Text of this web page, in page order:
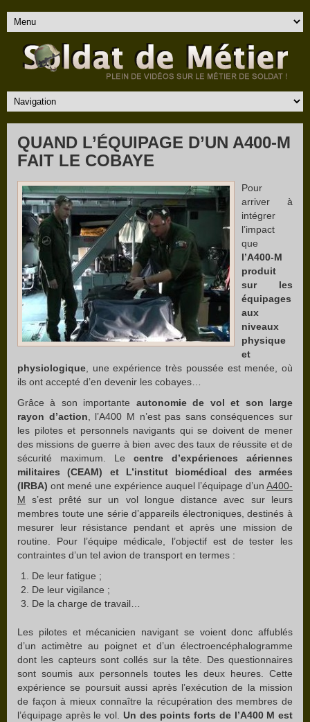
QUAND L’ÉQUIPAGE D’UN A400-M
FAIT LE COBAYE
Pour
arriver à
intégrer
l’impact
que
l’A400-M
produit
sur les
équipages
aux
niveaux
physique
et
physiologique , une expérience très poussée est menée, où
ils ont accepté d’en devenir les cobayes…
Grâce à son importante autonomie de vol et son large
rayon d’action , l’A400 M n’est pas sans conséquences sur
les pilotes et personnels navigants qui se doivent de mener
des missions de guerre à bien avec des taux de réussite et de
sécurité maximum. Le centre d’expériences aériennes
militaires (CEAM) et L’institut biomédical des armées
(IRBA) ont mené une expérience auquel l’équipage d’un A400-
M s’est prêté sur un vol longue distance avec sur leurs
membres toute une série d’appareils électroniques, destinés à
mesurer leur résistance pendant et après une mission de
routine. Pour l’équipe médicale, l’objectif est de tester les
contraintes d’un tel avion de transport en termes :
De leur fatigue ;
De leur vigilance ;
De la charge de travail…
Les pilotes et mécanicien navigant se voient donc affublés
d’un actimètre au poignet et d’un électroencéphalogramme
dont les capteurs sont collés sur la tête. Des questionnaires
sont soumis aux personnels toutes les deux heures. Cette
expérience se poursuit aussi après l’exécution de la mission
de façon à mieux connaître la récupération des membres de
l’équipage après le vol. Un des points forts de l’A400 M est